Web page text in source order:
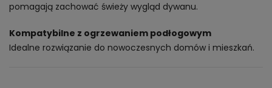
pomagają zachować świeży wygląd dywanu.
Kompatybilne z ogrzewaniem podłogowym
Idealne rozwiązanie do nowoczesnych domów i mieszkań.